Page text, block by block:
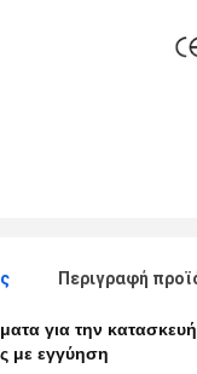
Περιγραφή
για την
με εγγύηση